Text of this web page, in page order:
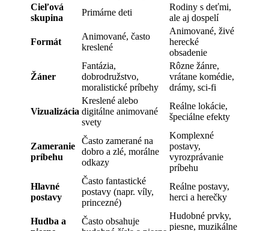
Cieľová
skupina
Primárne deti
Rodiny s deťmi,
ale aj dospelí
Formát
Animované, často
kreslené
Animované, živé
herecké
obsadenie
Žáner
Fantázia,
dobrodružstvo,
moralistické príbehy
Rôzne žánre,
vrátane komédie,
drámy, sci-fi
Vizualizácia
Kreslené alebo
digitálne animované
svety
Reálne lokácie,
špeciálne efekty
Zameranie
príbehu
Často zamerané na
dobro a zlé, morálne
odkazy
Komplexné
postavy,
vyrozprávanie
príbehu
Hlavné
postavy
Často fantastické
postavy (napr. víly,
princezné)
Reálne postavy,
herci a herečky
Hudba a
Často obsahuje
Hudobné prvky,
piesne, muzikálne